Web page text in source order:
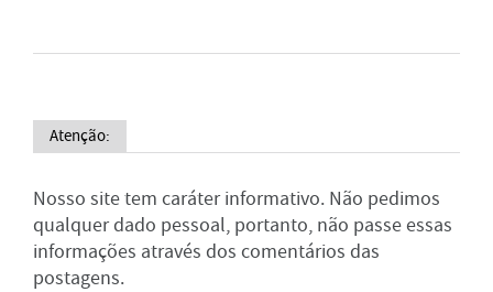
Atenção:
Nosso site tem caráter informativo. Não pedimos
qualquer dado pessoal, portanto, não passe essas
informações através dos comentários das
postagens.